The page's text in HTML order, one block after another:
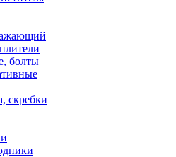
болты
скребки